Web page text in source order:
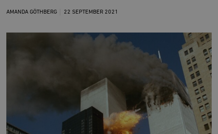
AMANDA GÖTHBERG 22 SEPTEMBER 2021